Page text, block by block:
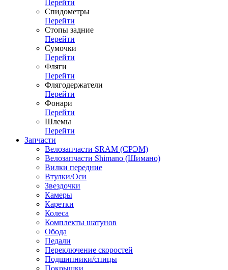
Перейти
Спидометры
Перейти
Стопы задние
Перейти
Сумочки
Перейти
Фляги
Перейти
Флягодержатели
Перейти
Фонари
Перейти
Шлемы
Перейти
Запчасти
Велозапчасти SRAM (СРЭМ)
Велозапчасти Shimano (Шимано)
Вилки передние
Втулки/Оси
Звездочки
Камеры
Каретки
Колеса
Комплекты шатунов
Обода
Педали
Переключение скоростей
Подшипники/спицы
Покрышки